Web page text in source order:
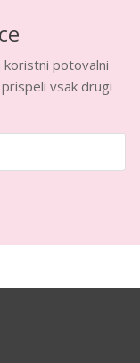
koristni potovalni
vsak drugi